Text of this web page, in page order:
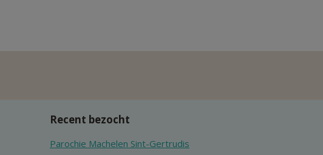
Recent bezocht
Parochie Machelen Sint-Gertrudis